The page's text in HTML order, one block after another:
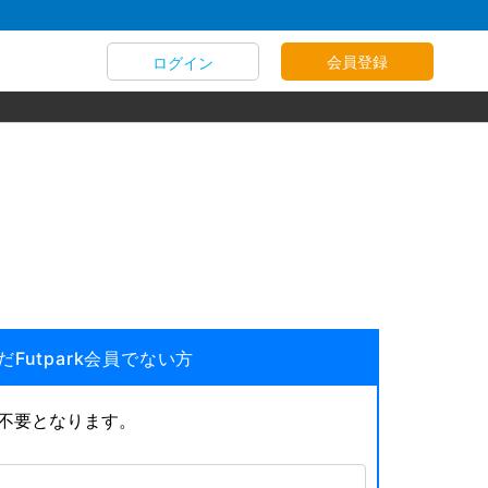
ログイン 会員登録
Futpark会員でない方
となります。